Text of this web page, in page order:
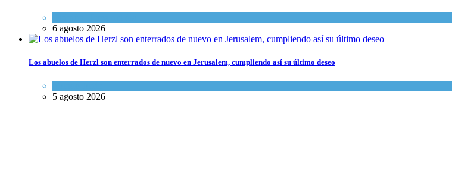
6 agosto 2026
Los abuelos de Herzl son enterrados de nuevo en Jerusalem, cumpliendo así su último deseo
5 agosto 2026